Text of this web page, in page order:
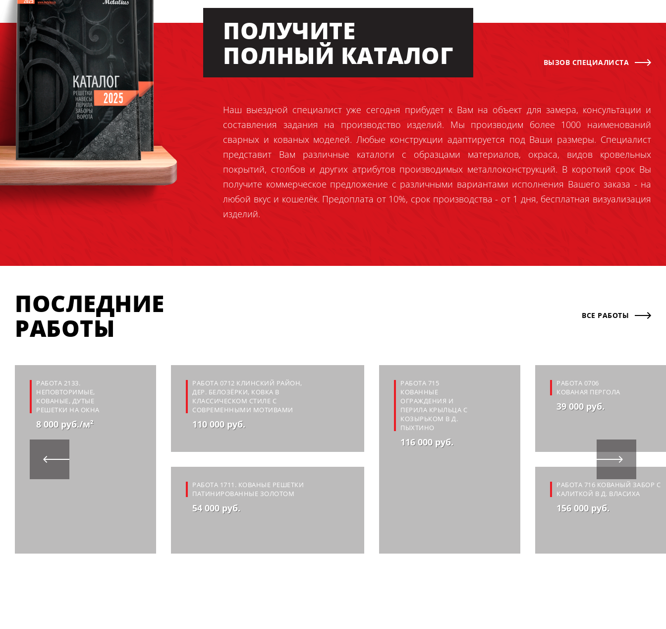
ПОЛУЧИТЕ
ПОЛНЫЙ КАТАЛОГ
ВЫЗОВ СПЕЦИАЛИСТА
Наш выездной специалист уже сегодня прибудет к Вам на объект для замера, консультации и
составления задания на производство изделий. Мы производим более 1000 наименований
сварных и кованых моделей. Любые конструкции адаптируется под Ваши размеры. Специалист
представит Вам различные каталоги с образцами материалов, окраса, видов кровельных
покрытий, столбов и других атрибутов производимых металлоконструкций. В короткий срок Вы
получите коммерческое предложение с различными вариантами исполнения Вашего заказа - на
любой вкус и кошелёк. Предоплата от 10%, срок производства - от 1 дня, бесплатная визуализация
изделий.
ПОСЛЕДНИЕ
РАБОТЫ
ВСЕ РАБОТЫ
РАБОТА 2133.
НЕПОВТОРИМЫЕ,
КОВАНЫЕ, ДУТЫЕ
РЕШЕТКИ НА ОКНА
8 000 руб./м²
РАБОТА 0712 КЛИНСКИЙ РАЙОН,
ДЕР. БЕЛОЗЁРКИ, КОВКА В
КЛАССИЧЕСКОМ СТИЛЕ С
СОВРЕМЕННЫМИ МОТИВАМИ
110 000 руб.
РАБОТА 1711. КОВАНЫЕ РЕШЕТКИ
ПАТИНИРОВАННЫЕ ЗОЛОТОМ
54 000 руб.
РАБОТА 715
КОВАННЫЕ
ОГРАЖДЕНИЯ И
ПЕРИЛА КРЫЛЬЦА С
КОЗЫРЬКОМ В Д.
ПЫХТИНО
116 000 руб.
РАБОТА 0706
КОВАНАЯ ПЕРГОЛА
39 000 руб.
РАБОТА 716 КОВАНЫЙ ЗАБОР С
КАЛИТКОЙ В Д. ВЛАСИХА
156 000 руб.